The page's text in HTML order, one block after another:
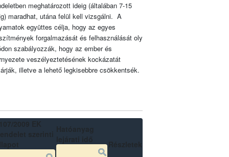
meghatározott ideig (általában 7-15
maradhat, utána felül kell vizsgálni. A
együttes célja, hogy az egyes
forgalmazását és felhasználását oly
szabályozzák, hogy az ember és
veszélyeztetésének kockázatát
illetve a lehető legkisebbre csökkentsék.